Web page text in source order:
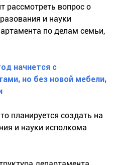
рассмотреть вопрос о
и науки
по делам семьи,
начнется с
но без новой мебели,
планируется создать на
и науки исполкома